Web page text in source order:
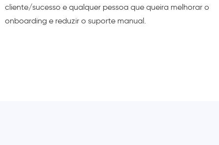
cliente/sucesso e qualquer pessoa que queira melhorar o
onboarding e reduzir o suporte manual.